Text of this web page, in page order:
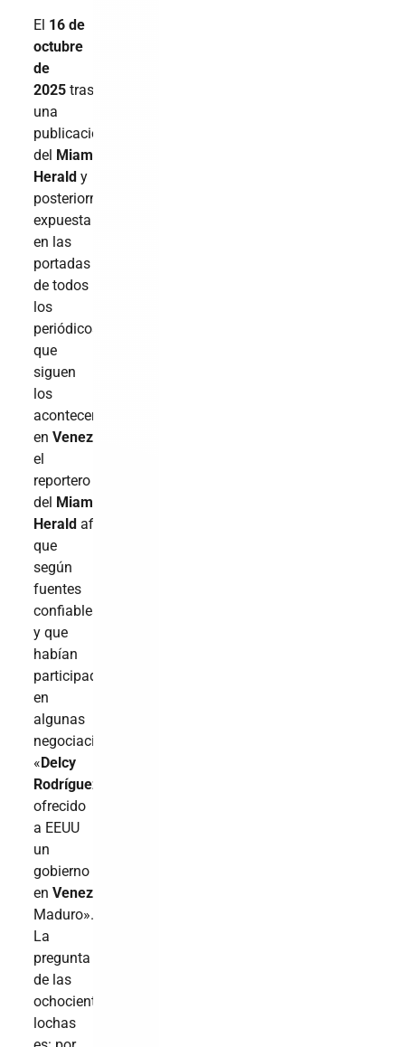
El 16 de
octubre
de
2025 tras
una
publicación
del Miami
Herald y
posteriormente
expuesta
en las
portadas
de todos
los
periódicos
que
siguen
los
aconteceres
enVenezuela
el
reportero
del Miami
Herald afirmaba
que
según
fuentes
confiables
y que
habían
participado
en
algunas
negociaciones
« Delcy
Rodríguez
ofrecido
a EEUU
un
gobierno
enVenezuela
Maduro».
La
pregunta
de las
ochocientas
lochas